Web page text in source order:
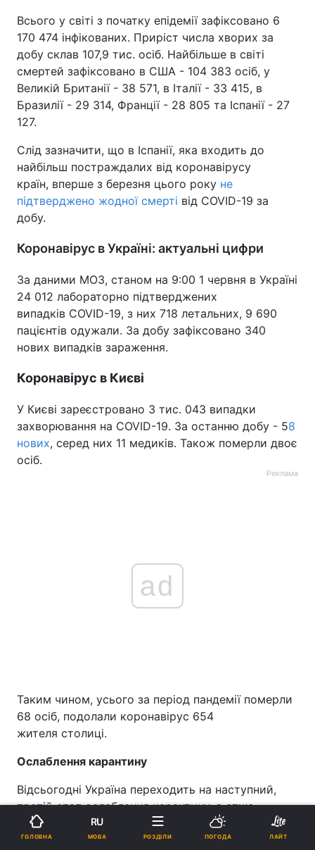
Всього у світі з початку епідемії зафіксовано 6
170 474 інфікованих. Приріст числа хворих за
добу склав 107,9 тис. осіб. Найбільше в світі
смертей зафіксовано в США - 104 383 осіб, у
Великій Британії - 38 571, в Італії - 33 415, в
Бразилії - 29 314, Франції - 28 805 та Іспанії - 27
127.
Слід зазначити, що в Іспанії, яка входить до
найбільш постраждалих від коронавірусу
країн, вперше з березня цього року не
підтверджено жодної смерті від COVID-19 за
добу.
Коронавірус в Україні: актуальні цифри
За даними МОЗ, станом на 9:00 1 червня в Україні
24 012 лабораторно підтверджених
випадків COVID-19, з них 718 летальних, 9 690
пацієнтів одужали. За добу зафіксовано 340
нових випадків зараження.
Коронавірус в Києві
У Києві зареєстровано 3 тис. 043 випадки
захворювання на COVID-19. За останню добу - 58
нових, серед них 11 медиків. Також померли двоє
осіб.
Реклама
ad
Таким чином, усього за період пандемії померли
68 осіб, подолали коронавірус 654
жителя столиці.
Ослаблення карантину
Відсьогодні Україна переходить на наступний,
третій етап ослаблення карантину, а отже –
скасовані чергові обмеження
ГОЛОВНА
RU
МОВА РОЗДІЛИ ПОГОДА ЛАЙТ